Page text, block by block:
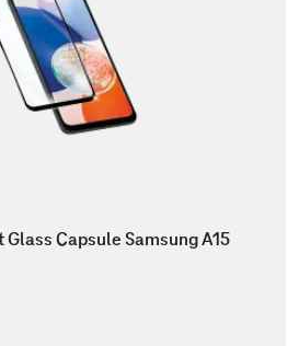
Capsule Samsung A15